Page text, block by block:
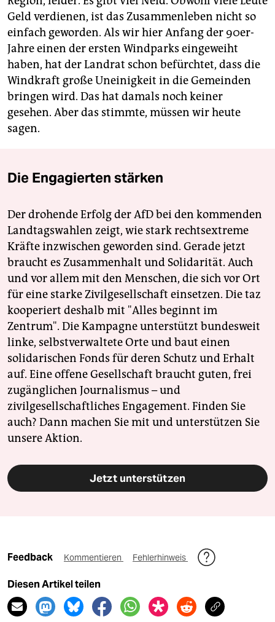
Geld verdienen, ist das Zusammenleben nicht so
einfach geworden. Als wir hier Anfang der 90er-
Jahre einen der ersten Windparks eingeweiht
haben, hat der Landrat schon befürchtet, dass die
Windkraft große Uneinigkeit in die Gemeinden
bringen wird. Das hat damals noch keiner
gesehen. Aber das stimmte, müssen wir heute
sagen.
Die Engagierten stärken
Der drohende Erfolg der AfD bei den kommenden
Landtagswahlen zeigt, wie stark rechtsextreme
Kräfte inzwischen geworden sind. Gerade jetzt
braucht es Zusammenhalt und Solidarität. Auch
und vor allem mit den Menschen, die sich vor Ort
für eine starke Zivilgesellschaft einsetzen. Die taz
kooperiert deshalb mit "Alles beginnt im
Zentrum". Die Kampagne unterstützt bundesweit
linke, selbstverwaltete Orte und baut einen
solidarischen Fonds für deren Schutz und Erhalt
auf. Eine offene Gesellschaft braucht guten, frei
zugänglichen Journalismus – und
zivilgesellschaftliches Engagement. Finden Sie
auch? Dann machen Sie mit und unterstützen Sie
unsere Aktion.
Jetzt unterstützen
Feedback Kommentieren Fehlerhinweis
Diesen Artikel teilen